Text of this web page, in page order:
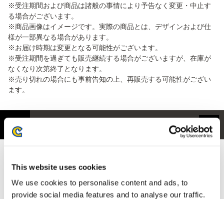
This website uses cookies
We use cookies to personalise content and ads, to
provide social media features and to analyse our traffic.
※受注期間および商品は諸般の事情により予告なく変更・中止す
る場合がございます。
※商品画像はイメージです。実際の商品とは、デザインおよび仕
様が一部異なる場合があります。
※お届け時期は変更となる可能性がございます。
※受注期間を過ぎても販売継続する場合がございますが、在庫が
なくなり次第終了となります。
※売り切れの場合にも事前告知の上、再販売する可能性がござい
ます。
ズの一部がイーカプコンにて予約受付中！
公式図録、アパレル、ライフスタイル雑貨など豊富なラインナッ